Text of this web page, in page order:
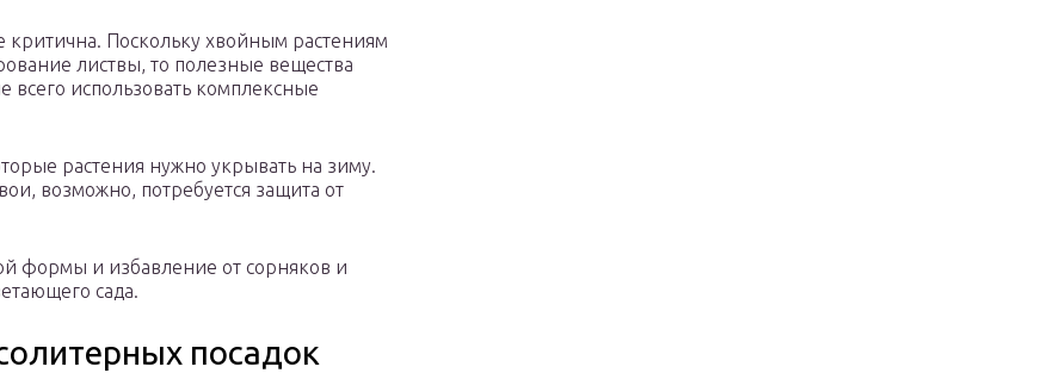
Поскольку хвойным растениям
листвы, то полезные вещества
использовать комплексные
растения нужно укрывать на зиму.
возможно, потребуется защита от
формы и избавление от сорняков и
сада.
посадок